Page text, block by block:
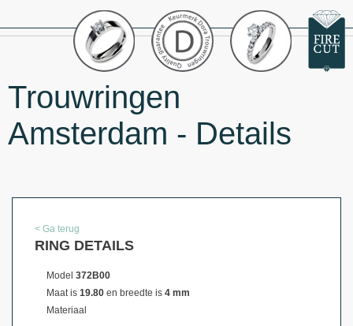
Trouwringen
Amsterdam - Details
< Ga terug
RING DETAILS
Model 372B00
Maat is 19.80 en breedte is 4 mm
Materiaal